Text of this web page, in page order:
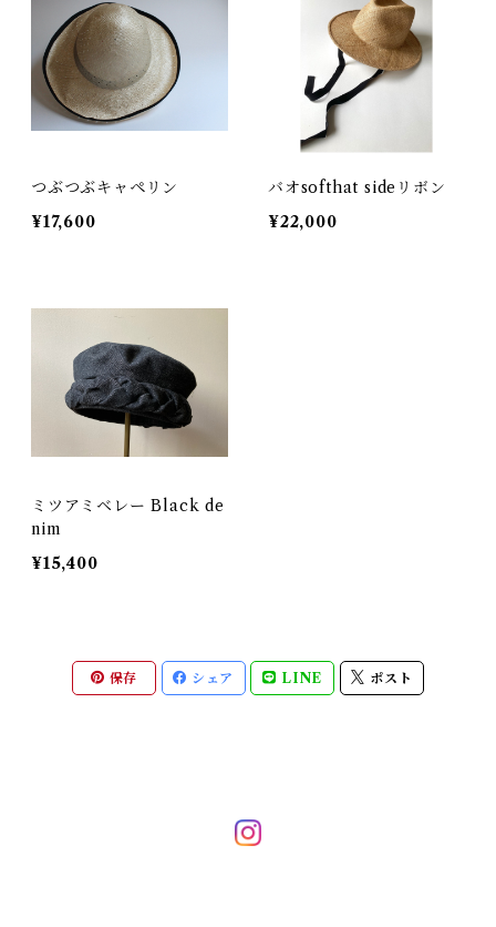
つぶつぶキャペリン
¥17,600
バオsofthat sideリボン
¥22,000
ミツアミベレー Black de
nim
¥15,400
保存 シェア LINE ポスト